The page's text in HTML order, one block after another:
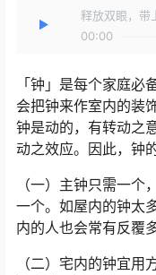
释放双眼，带
00:00
「钟」是每个家庭
会把钟来作室内的装
钟是动的，有转动之
动之效应。因此，钟
（一）主钟只需一
一个。如屋内的钟太
内的人也会常有反覆
（二）宅内的钟宜